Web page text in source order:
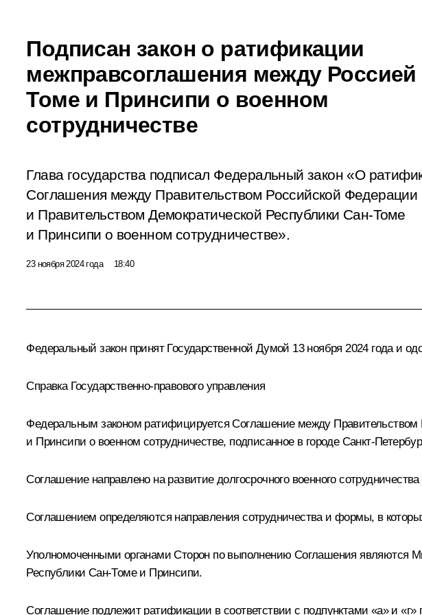
Подписан закон о ратификации
межправсоглашения между Россией
Томе и Принсипи о военном
сотрудничестве
Глава государства подписал Федеральный закон «О
Соглашения между Правительством Российской Федерации
и Правительством Демократической Республики Сан-Томе
и Принсипи о военном сотрудничестве».
23 ноября 2024 года 18:40
Федеральный закон принят Государственной Думой 13 ноября 2024 года и
Справка Государственно-правового управления
Федеральным законом ратифицируется Соглашение между
и Принсипи о военном сотрудничестве, подписанное в городе Санкт-
Соглашение направлено на развитие долгосрочного военного
Соглашением определяются направления сотрудничества и формы, в
Уполномоченными органами Сторон по выполнению Соглашения являются
Республики Сан-Томе и Принсипи.
Соглашение подлежит ратификации в соответствии с подпунктами «а» и